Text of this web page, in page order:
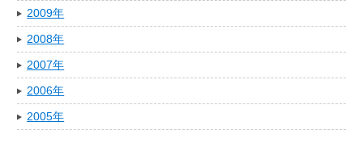
2009年
2008年
2007年
2006年
2005年